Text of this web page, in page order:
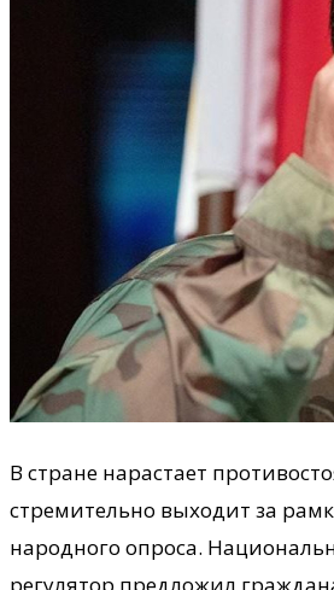
В стране нарастает
стремительно выходит за
народного опроса.
регулятор предложил